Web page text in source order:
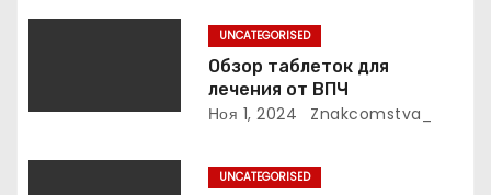
с
м
UNCATEGORISED
Обзор таблеток для
лечения от ВПЧ
Ноя 1, 2024 Znakcomstva_
UNCATEGORISED